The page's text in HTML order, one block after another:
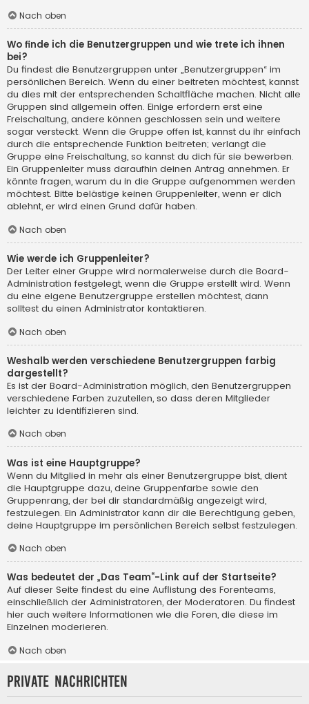
Nach oben
Wo finde ich die Benutzergruppen und wie trete ich ihnen
bei?
Du findest die Benutzergruppen unter „Benutzergruppen“ im
persönlichen Bereich. Wenn du einer beitreten möchtest, kannst
du dies mit der entsprechenden Schaltfläche machen. Nicht alle
Gruppen sind allgemein offen. Einige erfordern erst eine
Freischaltung, andere können geschlossen sein und weitere
sogar versteckt. Wenn die Gruppe offen ist, kannst du ihr einfach
durch die entsprechende Funktion beitreten; verlangt die
Gruppe eine Freischaltung, so kannst du dich für sie bewerben.
Ein Gruppenleiter muss daraufhin deinen Antrag annehmen. Er
könnte fragen, warum du in die Gruppe aufgenommen werden
möchtest. Bitte belästige keinen Gruppenleiter, wenn er dich
ablehnt, er wird einen Grund dafür haben.
Nach oben
Wie werde ich Gruppenleiter?
Der Leiter einer Gruppe wird normalerweise durch die Board-
Administration festgelegt, wenn die Gruppe erstellt wird. Wenn
du eine eigene Benutzergruppe erstellen möchtest, dann
solltest du einen Administrator kontaktieren.
Nach oben
Weshalb werden verschiedene Benutzergruppen farbig
dargestellt?
Es ist der Board-Administration möglich, den Benutzergruppen
verschiedene Farben zuzuteilen, so dass deren Mitglieder
leichter zu identifizieren sind.
Nach oben
Was ist eine Hauptgruppe?
Wenn du Mitglied in mehr als einer Benutzergruppe bist, dient
die Hauptgruppe dazu, deine Gruppenfarbe sowie den
Gruppenrang, der bei dir standardmäßig angezeigt wird,
festzulegen. Ein Administrator kann dir die Berechtigung geben,
deine Hauptgruppe im persönlichen Bereich selbst festzulegen.
Nach oben
Was bedeutet der „Das Team“-Link auf der Startseite?
Auf dieser Seite findest du eine Auflistung des Forenteams,
einschließlich der Administratoren, der Moderatoren. Du findest
hier auch weitere Informationen wie die Foren, die diese im
Einzelnen moderieren.
Nach oben
Private Nachrichten